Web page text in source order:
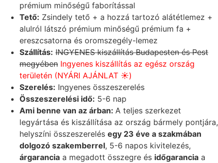
prémium minőségű faborítással
Tető: Zsindely tető + a hozzá tartozó alátétlemez +
alulról látszó prémium minőségű prémium fa +
ereszcsatorna és oromszegély-lemez
Szállítás: INGYENES kiszállítás Budapesten és Pest
megyében Ingyenes kiszállítás az egész ország
területén (NYÁRI AJÁNLAT ☀️)
Szerelés: Ingyenes összeszerelés
Összeszerelési idő: 5-6 nap
Ami benne van az árban: A teljes szerkezet
legyártása és kiszállítása az ország bármely pontjára,
helyszíni összeszerelés egy 23 éve a szakmában
dolgozó szakemberrel, 5-6 napos kivitelezés,
árgarancia a megadott összegre és időgarancia a